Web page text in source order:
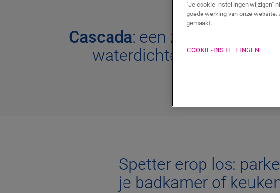
Cascada: een zorgeloze en
waterdichte parketvloer
Spetter erop los:
je badkamer of
"Je cookie-instellingen wijzigen"
goede werking van onze
gemaakt.
COOKIE-INSTELLINGEN